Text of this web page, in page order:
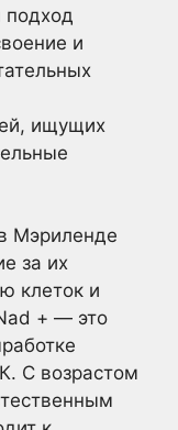
подход
и
ищущих
Мэриленде
за их
клеток и
+ — это
С возрастом